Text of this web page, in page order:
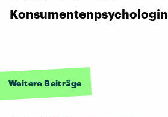
Konsumentenpsychologin
Weitere Beiträge